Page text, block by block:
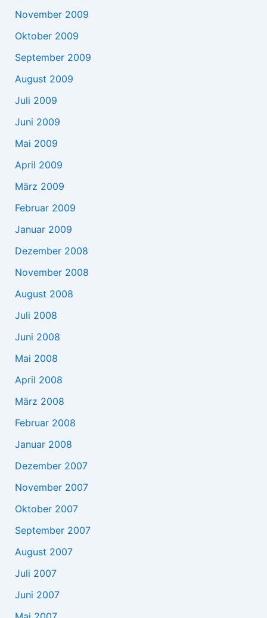
November 2009
Oktober 2009
September 2009
August 2009
Juli 2009
Juni 2009
Mai 2009
April 2009
März 2009
Februar 2009
Januar 2009
Dezember 2008
November 2008
August 2008
Juli 2008
Juni 2008
Mai 2008
April 2008
März 2008
Februar 2008
Januar 2008
Dezember 2007
November 2007
Oktober 2007
September 2007
August 2007
Juli 2007
Juni 2007